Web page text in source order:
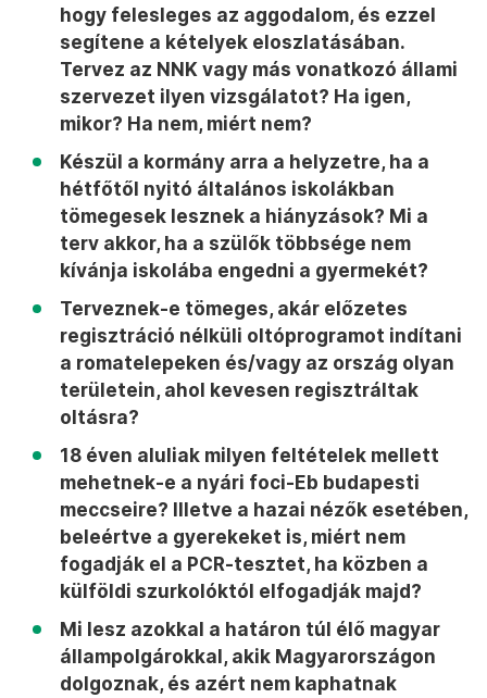
hogy felesleges az aggodalom, és ezzel
segítene a kételyek eloszlatásában.
Tervez az NNK vagy más vonatkozó állami
szervezet ilyen vizsgálatot? Ha igen,
mikor? Ha nem, miért nem?
Készül a kormány arra a helyzetre, ha a
hétfőtől nyitó általános iskolákban
tömegesek lesznek a hiányzások? Mi a
terv akkor, ha a szülők többsége nem
kívánja iskolába engedni a gyermekét?
Terveznek-e tömeges, akár előzetes
regisztráció nélküli oltóprogramot indítani
a romatelepeken és/vagy az ország olyan
területein, ahol kevesen regisztráltak
oltásra?
18 éven aluliak milyen feltételek mellett
mehetnek-e a nyári foci-Eb budapesti
meccseire? Illetve a hazai nézők esetében,
beleértve a gyerekeket is, miért nem
fogadják el a PCR-tesztet, ha közben a
külföldi szurkolóktól elfogadják majd?
Mi lesz azokkal a határon túl élő magyar
állampolgárokkal, akik Magyarországon
dolgoznak, és azért nem kaphatnak